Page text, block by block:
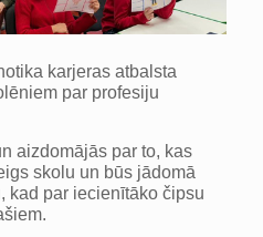
karjeras atbalsta
par profesiju
aizdomājās par to, kas
skolu un būs jādomā
kad par iecienītāko čipsu